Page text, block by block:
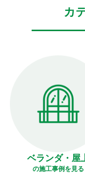
カ
ベランダ・屋
の施工事例を見る